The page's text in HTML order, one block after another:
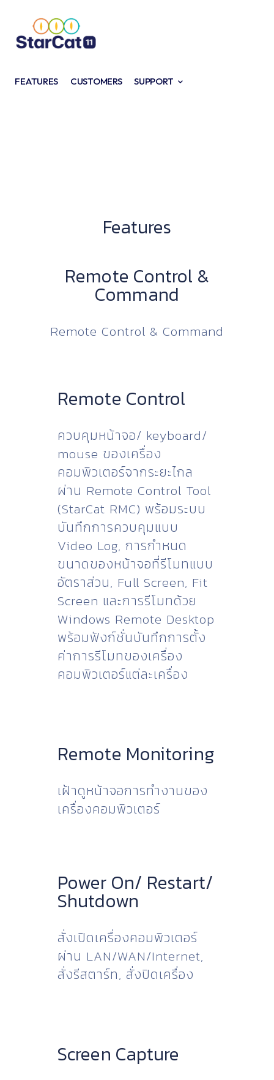
FEATURES CUSTOMERS SUPPORT
Features
Remote Control &
Command
Remote Control & Command
Remote Control
ควบคุมหน้าจอ/ keyboard/
mouse ของเครื่อง
คอมพิวเตอร์จากระยะไกล
ผ่าน Remote Control Tool
(StarCat RMC) พร้อมระบบ
บันทึกการควบคุมแบบ
Video Log, การกำหนด
ขนาดของหน้าจอที่รีโมทแบบ
อัตราส่วน, Full Screen, Fit
Screen และการรีโมทด้วย
Windows Remote Desktop
พร้อมฟังก์ชั่นบันทึกการตั้ง
ค่าการรีโมทของเครื่อง
คอมพิวเตอร์แต่ละเครื่อง
Remote Monitoring
เฝ้าดูหน้าจอการทำงานของ
เครื่องคอมพิวเตอร์
Power On/ Restart/
Shutdown
สั่งเปิดเครื่องคอมพิวเตอร์
ผ่าน LAN/WAN/Internet,
สั่งรีสตาร์ท, สั่งปิดเครื่อง
Screen Capture